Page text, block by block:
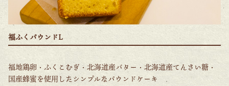
福ふくパウンドL
福地鶏卵・ふくこむぎ・北海道産バター・北海道産てんさい糖・
国産蜂蜜を使用したシンプルなパウンドケーキ